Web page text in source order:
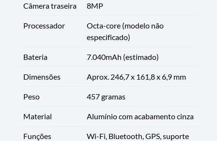
Câmera traseira 8MP
Processador
Octa-core (modelo não
especificado)
Bateria 7.040mAh (estimado)
Dimensões Aprox. 246,7 x 161,8 x 6,9 mm
Peso 457 gramas
Material Alumínio com acabamento cinza
Funções
Wi-Fi, Bluetooth, GPS, suporte